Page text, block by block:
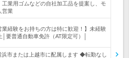
業用ゴムなどの自社加工品を提案し、モ
営業
業経験をお持ちの方は特に歓迎！】未経験
要普通自動車免許（AT限定可）│
浜市または上越市に配属します ◆転勤なし